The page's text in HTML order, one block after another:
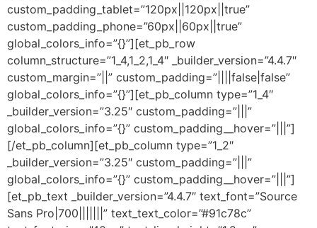
custom_padding_tablet=”120px||120px||true”
custom_padding_phone=”60px||60px||true”
global_colors_info=”{}”][et_pb_row
column_structure=”1_4,1_2,1_4″ _builder_version=”4.4.7″
custom_margin=”||” custom_padding=”||||false|false”
global_colors_info=”{}”][et_pb_column type=”1_4″
_builder_version=”3.25″ custom_padding=”|||”
global_colors_info=”{}” custom_padding__hover=”|||”]
[/et_pb_column][et_pb_column type=”1_2″
_builder_version=”3.25″ custom_padding=”|||”
global_colors_info=”{}” custom_padding__hover=”|||”]
[et_pb_text _builder_version=”4.4.7″ text_font=”Source
Sans Pro|700|||||||” text_text_color=”#91c78c”